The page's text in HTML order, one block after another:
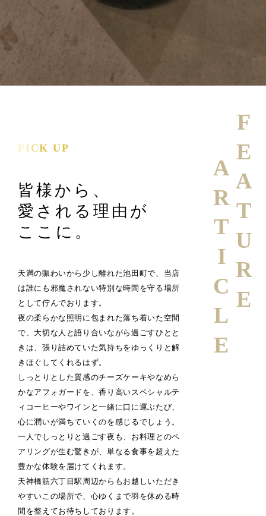
PICK UP
皆様から、
愛される理由が
ここに。
天満の賑わいから少し離れた池田町で、当店
は誰にも邪魔されない特別な時間を守る場所
として佇んでおります。
夜の柔らかな照明に包まれた落ち着いた空間
で、大切な人と語り合いながら過ごすひとと
きは、張り詰めていた気持ちをゆっくりと解
きほぐしてくれるはず。
しっとりとした質感のチーズケーキやなめら
かなアフォガードを、香り高いスペシャルテ
ィコーヒーやワインと一緒に口に運ぶたび、
心に潤いが満ちていくのを感じるでしょう。
一人でしっとりと過ごす夜も、お料理とのペ
アリングが生む驚きが、単なる食事を超えた
豊かな体験を届けてくれます。
天神橋筋六丁目駅周辺からもお越しいただき
やすいこの場所で、心ゆくまで羽を休める時
間を整えてお待ちしております。
FEATURE
ARTICLE